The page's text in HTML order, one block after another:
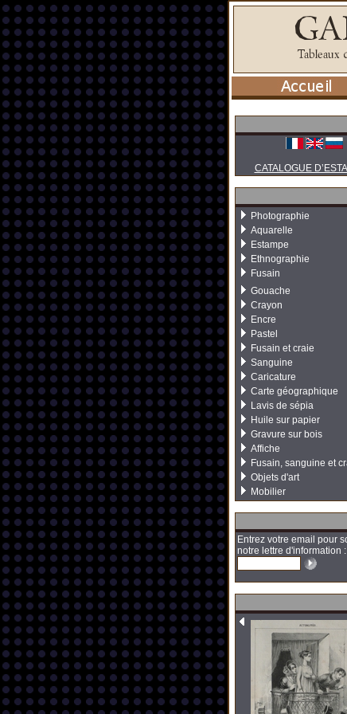
CATALOGUE
Photographie
Aquarelle
Estampe
Ethnographie
Fusain
Gouache
Crayon
Encre
Pastel
Fusain et craie
Sanguine
Caricature
Carte géographique
Lavis de sépia
Huile sur papier
Gravure sur bois
Affiche
Fusain, sanguine et
Objets d'art
Mobilier
Entrez votre email pour
notre lettre d'information :